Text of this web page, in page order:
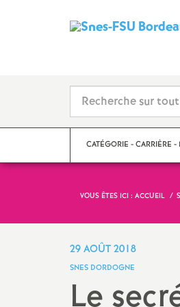
CATÉGORIE - CARRIÈRE -
Mutations
VOUS ÊTES ICI : ACCUEIL
29 AOÛT 2018
SNES DORDOGNE
Le